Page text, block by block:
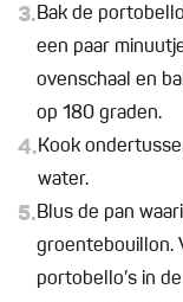
3.Bak de
een paar
ovenschaal en
op 180 graden.
4.Kook
water.
5.Blus de pan
groentebouillon.
portobello’s in